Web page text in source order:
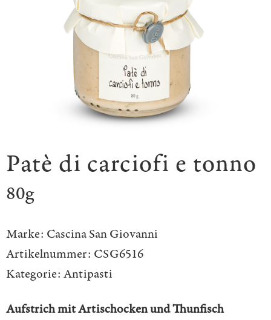
Patè di carciofi e tonno
80g
Marke: Cascina San Giovanni
Artikelnummer: CSG6516
Kategorie: Antipasti
Aufstrich mit Artischocken und Thunfisch